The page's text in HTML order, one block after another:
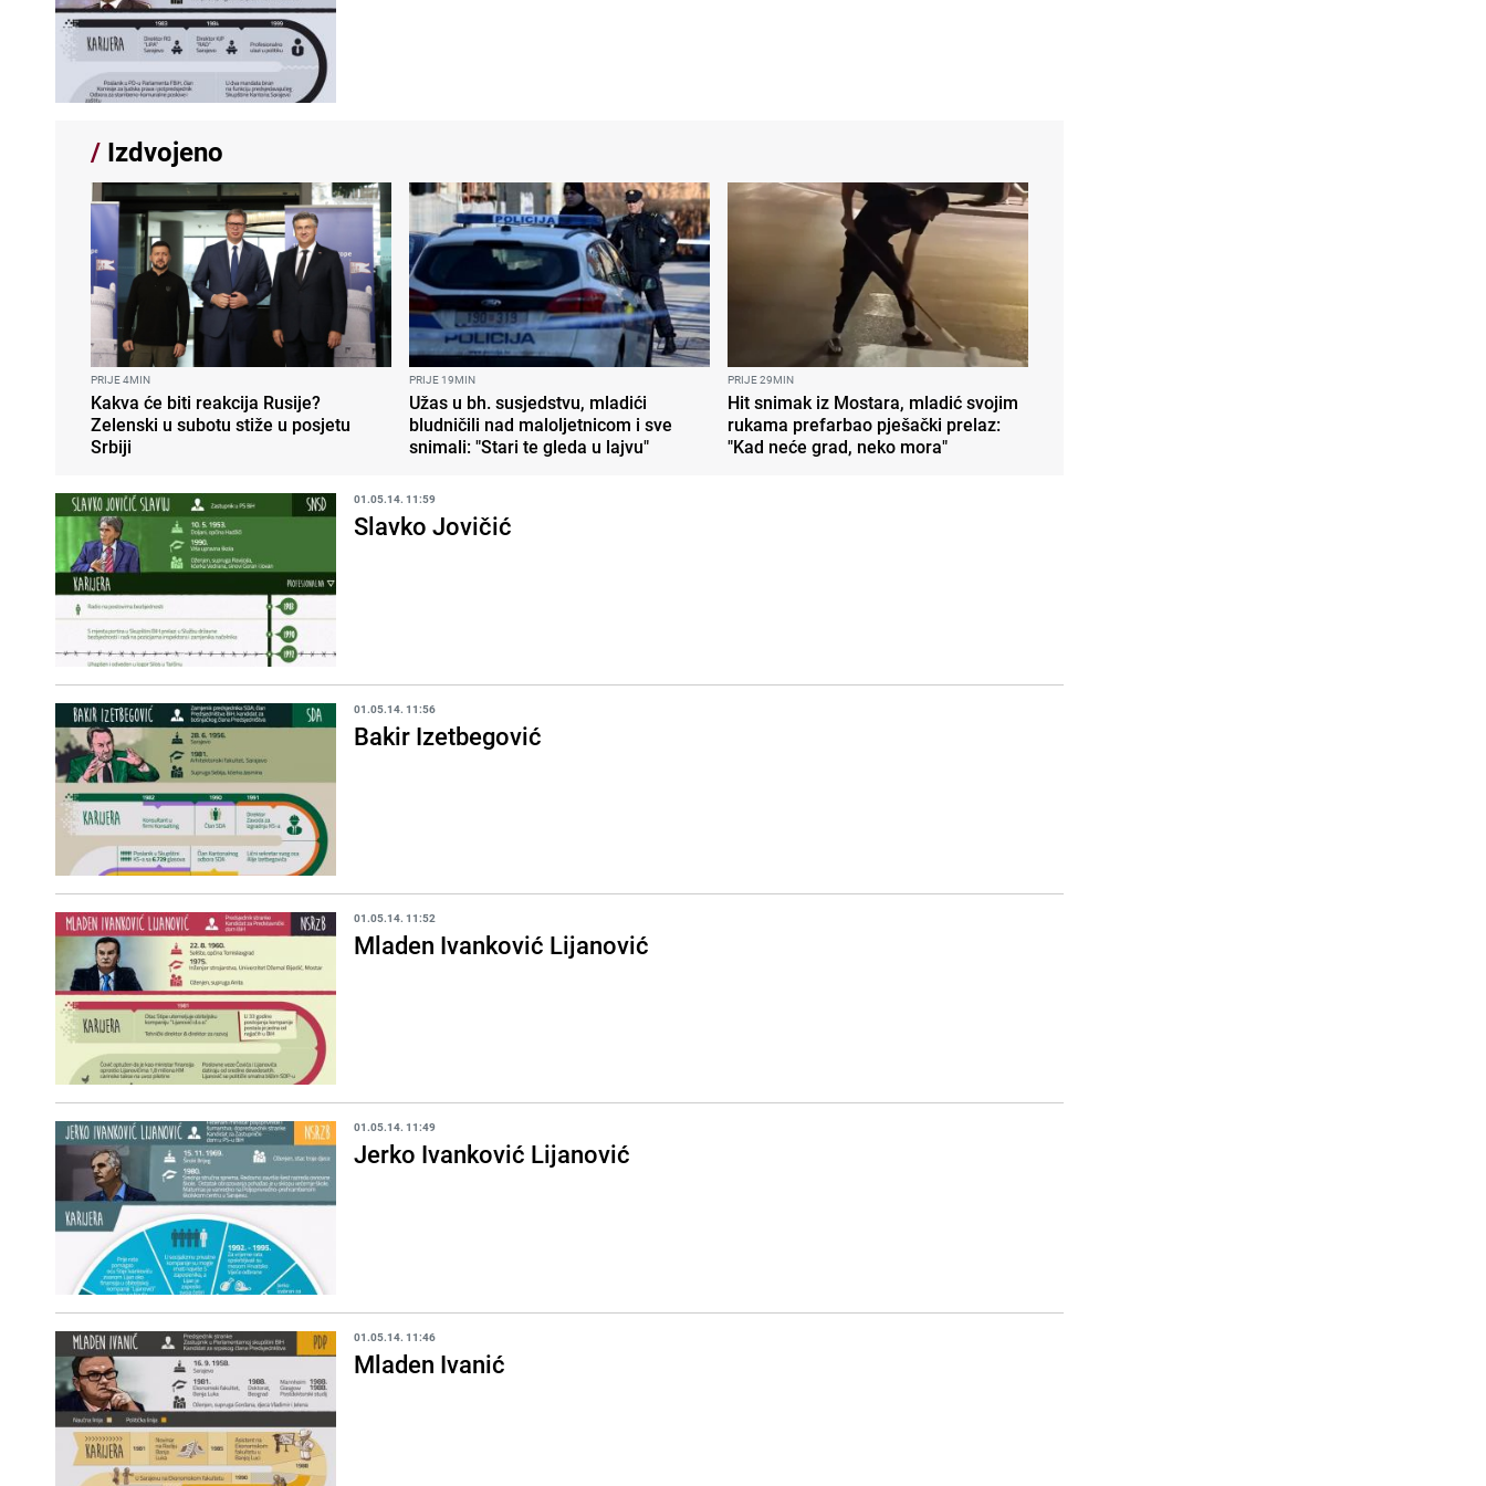
/ Izdvojeno
PRIJE 4MIN
Kakva će biti reakcija Rusije?
Zelenski u subotu stiže u posjetu
Srbiji
PRIJE 19MIN
Užas u bh. susjedstvu, mladići
bludničili nad maloljetnicom i sve
snimali: "Stari te gleda u lajvu"
PRIJE 29MIN
Hit snimak iz Mostara, mladić svojim
rukama prefarbao pješački prelaz:
"Kad neće grad, neko mora"
01.05.14. 11:59
Slavko Jovičić
01.05.14. 11:56
Bakir Izetbegović
01.05.14. 11:52
Mladen Ivanković Lijanović
01.05.14. 11:49
Jerko Ivanković Lijanović
01.05.14. 11:46
Mladen Ivanić